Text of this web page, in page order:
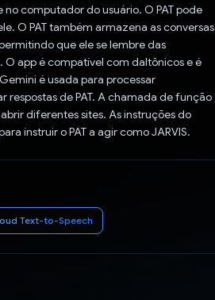
no computador do usuário. O PAT pode
O PAT também armazena as conversas
que ele se lembre das
O app é compatível com daltônicos e é
é usada para processar
respostas de PAT. A chamada de função
diferentes sites. As instruções do
instruir o PAT a agir como JARVIS.
Text-to-Speech